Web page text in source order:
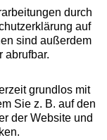
durch
auf
sind außerdem
abrufbar.
grundlos mit
Sie z. B. auf den
der Website und